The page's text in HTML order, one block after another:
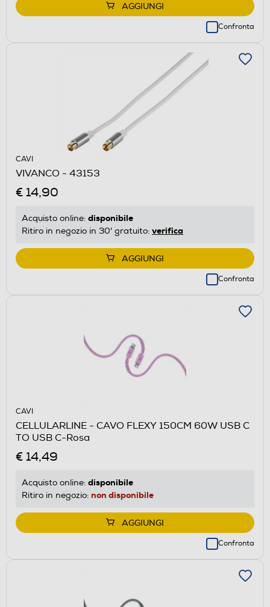
AGGIUNGI
Confronta
CAVI
VIVANCO - 43153
€ 14,90
Acquisto online: disponibile
Ritiro in negozio in 30' gratuito: verifica
AGGIUNGI
Confronta
CAVI
CELLULARLINE - CAVO FLEXY 150CM 60W USB C
TO USB C-Rosa
€ 14,49
Acquisto online: disponibile
Ritiro in negozio: non disponibile
AGGIUNGI
Confronta